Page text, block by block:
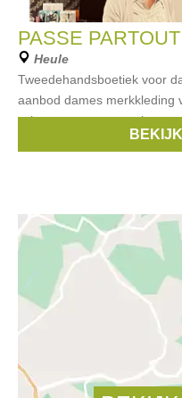
PASSE PARTOUT
Heule
Tweedehandsboetiek voor
aanbod dames merkkleding
schoenen en accessoires
,